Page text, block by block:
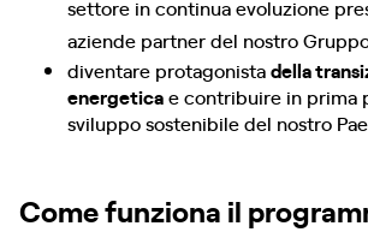
settore in continua evoluzione
aziende partner del nostro
diventare protagonistadella
energeticae contribuire in prima
sviluppo sostenibile del nostro
Come funziona il